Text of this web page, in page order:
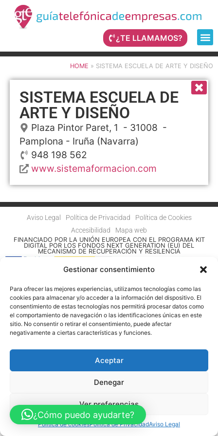
Gestionar consentimiento
Para ofrecer las mejores experiencias, utilizamos tecnologías como las
cookies para almacenar y/o acceder a la información del dispositivo. El
consentimiento de estas tecnologías nos permitirá procesar datos como
el comportamiento de navegación o las identificaciones únicas en este
sitio. No consentir o retirar el consentimiento, puede afectar
negativamente a ciertas características y funciones.
Aceptar
Denegar
Ver preferencias
Política de cookiesPolítica de PrivacidadAviso Legal
¿TE LLAMAMOS?
HOME » SISTEMA ESCUELA DE ARTE Y DISEÑO
SISTEMA ESCUELA DE
ARTE Y DISEÑO
Plaza Pintor Paret, 1 - 31008 -
Pamplona - Iruña (Navarra)
948 198 562
www.sistemaformacion.com
Aviso Legal Política de Privacidad
Política de Cookies
Accesibilidad
Mapa web
FINANCIADO POR LA UNIÓN EUROPEA CON EL PROGRAMA KIT
DIGITAL POR LOS FONDOS NEXT GENERATION (EU) DEL
MECANISMO DE RECUPERACIÓN Y RESILENCIA
© Guia Telefónica de Empresas – Todos los derechos reservados.
¿Cómo puedo ayudarte?